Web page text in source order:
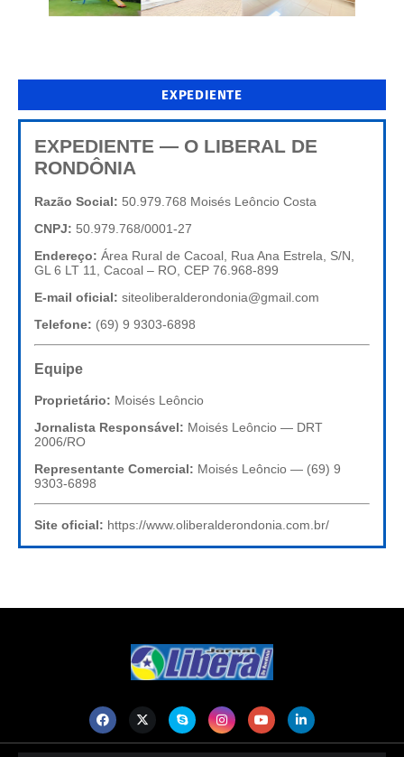
EXPEDIENTE
EXPEDIENTE — O LIBERAL DE
RONDÔNIA
Razão Social: 50.979.768 Moisés Leôncio Costa
CNPJ: 50.979.768/0001-27
Endereço: Área Rural de Cacoal, Rua Ana Estrela, S/N,
GL 6 LT 11, Cacoal – RO, CEP 76.968-899
E-mail oficial: siteoliberalderondonia@gmail.com
Telefone: (69) 9 9303-6898
Equipe
Proprietário: Moisés Leôncio
Jornalista Responsável: Moisés Leôncio — DRT
2006/RO
Representante Comercial: Moisés Leôncio — (69) 9
9303-6898
Site oficial: https://www.oliberalderondonia.com.br/